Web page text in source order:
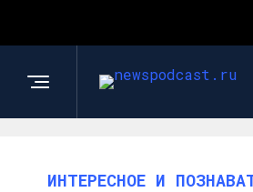
ИНТЕРЕСНОЕ И